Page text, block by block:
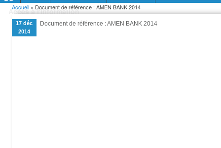
Accès à l'information
Vous êtes ici
Accueil » Document de référence : AMEN BANK 2014
17 déc
2014
Document de référence : AMEN BANK 2014